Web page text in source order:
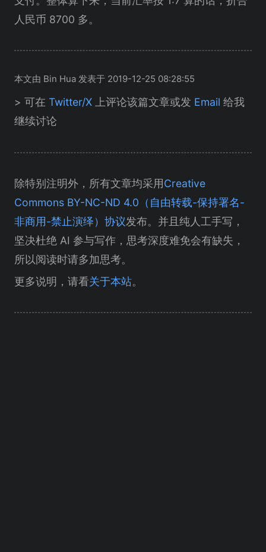
人民币 8700 多。
本文由 Bin Hua 发表于 2019-12-25 08:28:55
> 可在 Twitter/X 上评论该篇文章或发 Email 给我
继续讨论
除特别注明外，所有文章均采用Creative
Commons BY-NC-ND 4.0（自由转载-保持署名-
非商用-禁止演绎）协议发布。并且纯人工手写，
坚决杜绝 AI 参与写作，思考深度难免会有缺失，
所以阅读时请多加思考。
更多说明，请看关于本站。